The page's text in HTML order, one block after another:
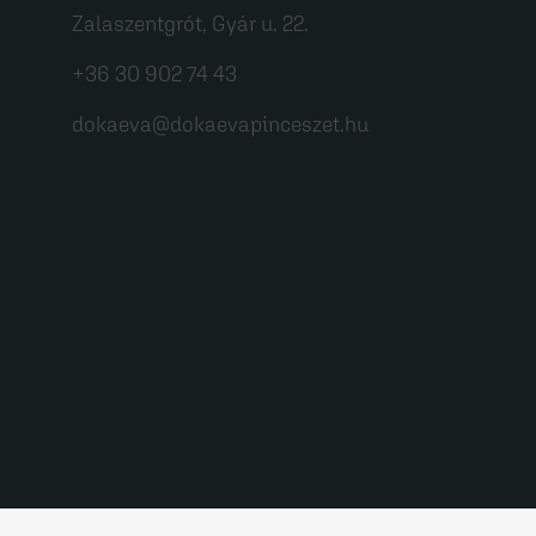
Zalaszentgrót, Gyár u. 22.
+36 30 902 74 43
dokaeva@dokaevapinceszet.hu